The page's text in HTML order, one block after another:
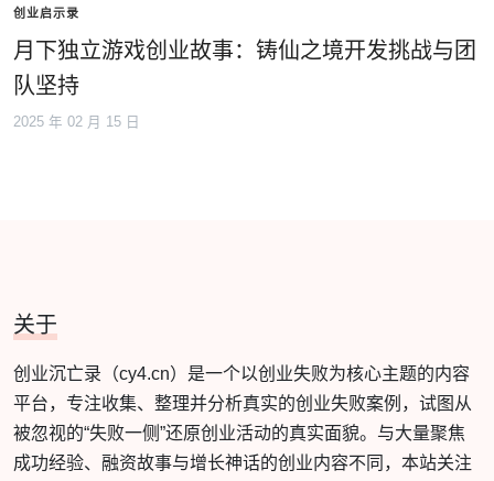
创业启示录
月下独立游戏创业故事：铸仙之境开发挑战与团
队坚持
2025 年 02 月 15 日
关于
创业沉亡录（cy4.cn）是一个以创业失败为核心主题的内容
平台，专注收集、整理并分析真实的创业失败案例，试图从
被忽视的“失败一侧”还原创业活动的真实面貌。与大量聚焦
成功经验、融资故事与增长神话的创业内容不同，本站关注